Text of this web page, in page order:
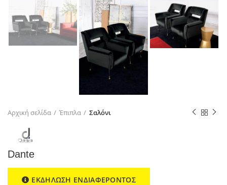
Αρχική σελίδα Έπιπλα Σαλόνι
Dante
ΕΚΔΗΛΩΣΗ ΕΝΔΙΑΦΕΡΟΝΤΟΣ